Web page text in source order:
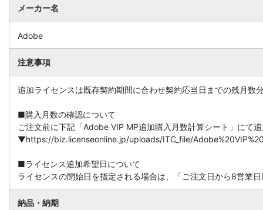
メーカー名
Adobe
注意事項
追加ライセンスは既存契約期間に合わせ契約応当日までの残月数
■購入月数の確認について
ご注文前に下記「Adobe VIP MP追加購入月数計算シート」にて
▼https://biz.licenseonline.jp/uploads/ITC_file/
■ライセンス追加希望日について
ライセンスの開始日を指定される場合は、「ご注文日から8営業
納品・納期